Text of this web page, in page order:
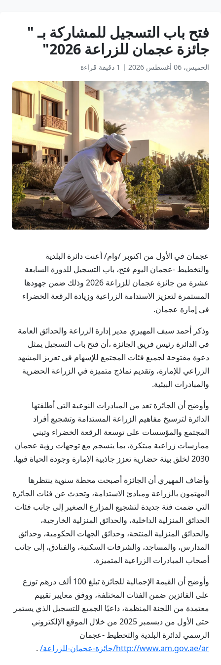
‎فتح باب التسجيل للمشاركة بـ "
جائزة عجمان للزراعة 2026"
الخميس، 06 أغسطس 2026 | 1 دقيقة قراءة
عجمان في الأول من اكتوبر /وام/ أعنت دائرة البلدية
والتخطيط -عجمان اليوم فتح، باب التسجيل للدورة السابعة
عشرة من جائزة عجمان للزراعة 2026 وذلك ضمن جهودها
المستمرة لتعزيز الاستدامة الزراعية وزيادة الرقعة الخضراء
في إمارة عجمان.
وذكر أحمد سيف المهيري مدير إدارة الزراعة والحدائق العامة
في الدائرة رئيس فريق الجائزة ،أن فتح باب التسجيل يمثل
دعوة مفتوحة لجميع فئات المجتمع للإسهام في تعزيز المشهد
الزراعي للإمارة، وتقديم نماذج متميزة في الزراعة الحضرية
والمبادرات البيئية.
وأوضح أن الجائزة تعد من المبادرات النوعية التي أطلقتها
الدائرة لترسيخ مفاهيم الزراعة المستدامة وتشجيع أفراد
المجتمع والمؤسسات على توسعة الرقعة الخضراء وتبني
ممارسات زراعية مبتكرة، بما ينسجم مع توجهات رؤية عجمان
2030 لخلق بيئة حضارية تعزز جاذبية الإمارة وجودة الحياة فيها.
وأضاف المهيري أن الجائزة أصبحت محطة سنوية ينتظرها
المهتمون بالزراعة ومبادئ الاستدامة، وتحدث عن فئات الجائزة
التي ضمت فئة جديدة لتشجيع المزارع الصغير إلى جانب فئات
الحدائق المنزلية الداخلية، والحدائق المنزلية الخارجية،
والحدائق المنزلية المنتجة، وحدائق الجهات الحكومية، وحدائق
المدارس، والمساجد، والشرفات السكنية، والفنادق، إلى جانب
أصحاب المبادرات الزراعية المتميزة.
وأوضح أن القيمة الإجمالية للجائزة تبلغ 100 ألف درهم توزع
على الفائزين ضمن الفئات المختلفة، ووفق معايير تقييم
معتمدة من اللجنة المنظمة، داعيًا الجميع للتسجيل الذي يستمر
حتى الأول من ديسمبر 2025 من خلال الموقع الإلكتروني
الرسمي لدائرة البلدية والتخطيط -عجمان
http://www.am.gov.ae/ar/جائزة-عجمان-للزراعة/
.